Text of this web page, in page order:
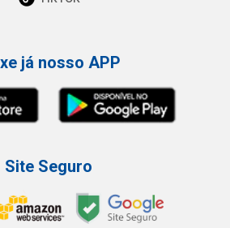
já nosso APP
Site Seguro